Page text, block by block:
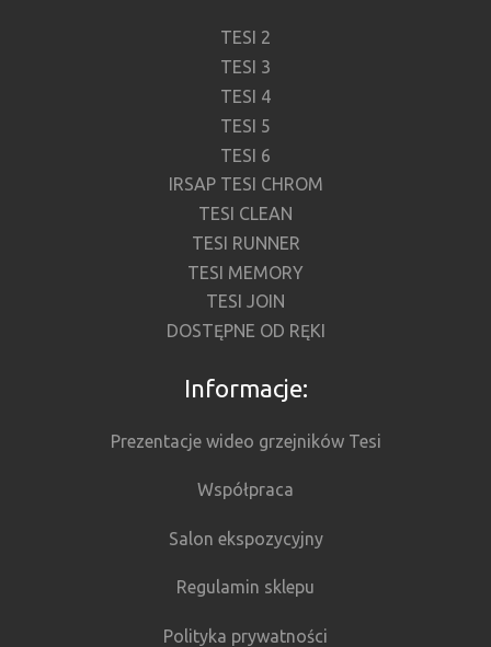
TESI 2
TESI 3
TESI 4
TESI 5
TESI 6
IRSAP TESI CHROM
TESI CLEAN
TESI RUNNER
TESI MEMORY
TESI JOIN
DOSTĘPNE OD RĘKI
Informacje:
Prezentacje wideo grzejników Tesi
Współpraca
Salon ekspozycyjny
Regulamin sklepu
Polityka prywatności